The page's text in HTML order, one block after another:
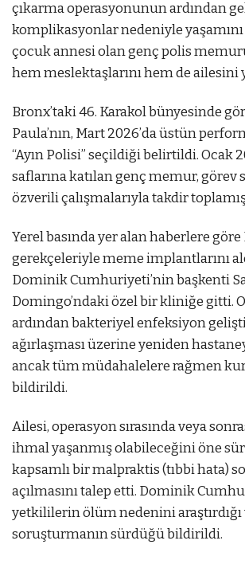
çıkarma operasyonunun ardından
komplikasyonlar nedeniyle
çocuk annesi olan genç polis
hem meslektaşlarını hem de ailesini
Bronx’taki 46. Karakol bünyesinde
Paula’nın, Mart 2026’da üstün
“Ayın Polisi” seçildiği belirtildi. Ocak
saflarına katılan genç memur, görev
özverili çalışmalarıyla takdir
Yerel basında yer alan haberlere göre
gerekçeleriyle meme implantlarını
Dominik Cumhuriyeti’nin başkenti
Domingo’ndaki özel bir kliniğe gitti.
ardından bakteriyel enfeksiyon
ağırlaşması üzerine yeniden
ancak tüm müdahalelere rağmen
bildirildi.
Ailesi, operasyon sırasında veya
ihmal yaşanmış olabileceğini öne
kapsamlı bir malpraktis (tıbbi hata)
açılmasını talep etti. Dominik
yetkililerin ölüm nedenini araştırdığı
soruşturmanın sürdüğü bildirildi.